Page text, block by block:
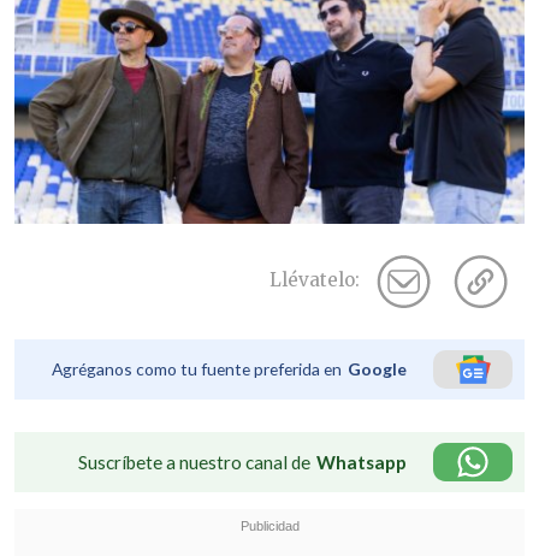
Llévatelo:
Agréganos como tu fuente preferida en Google
Suscríbete a nuestro canal de Whatsapp